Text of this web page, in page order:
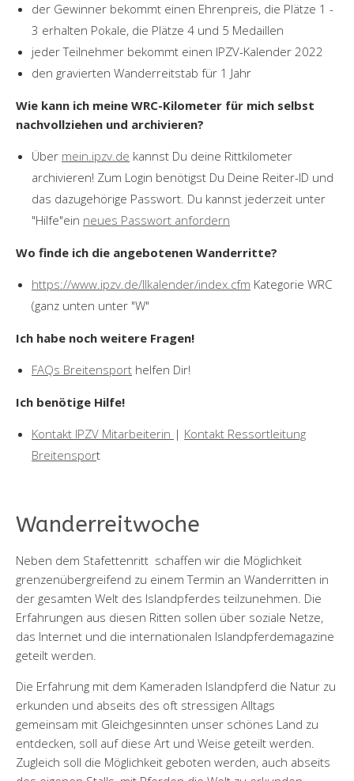
der Gewinner bekommt einen Ehrenpreis, die Plätze 1 -
3 erhalten Pokale, die Plätze 4 und 5 Medaillen
jeder Teilnehmer bekommt einen IPZV-Kalender 2022
den gravierten Wanderreitstab für 1 Jahr
Wie kann ich meine WRC-Kilometer für mich selbst
nachvollziehen und archivieren?
Über mein.ipzv.de kannst Du deine Rittkilometer
archivieren! Zum Login benötigst Du Deine Reiter-ID und
das dazugehörige Passwort. Du kannst jederzeit unter
"Hilfe"ein neues Passwort anfordern
Wo finde ich die angebotenen Wanderritte?
https://www.ipzv.de/llkalender/index.cfm Kategorie WRC
(ganz unten unter "W"
Ich habe noch weitere Fragen!
FAQs Breitensport helfen Dir!
Ich benötige Hilfe!
Kontakt IPZV Mitarbeiterin | Kontakt Ressortleitung
Breitensport
Wanderreitwoche
Neben dem Stafettenritt schaffen wir die Möglichkeit
grenzenübergreifend zu einem Termin an Wanderritten in
der gesamten Welt des Islandpferdes teilzunehmen. Die
Erfahrungen aus diesen Ritten sollen über soziale Netze,
das Internet und die internationalen Islandpferdemagazine
geteilt werden.
Die Erfahrung mit dem Kameraden Islandpferd die Natur zu
erkunden und abseits des oft stressigen Alltags
gemeinsam mit Gleichgesinnten unser schönes Land zu
entdecken, soll auf diese Art und Weise geteilt werden.
Zugleich soll die Möglichkeit geboten werden, auch abseits